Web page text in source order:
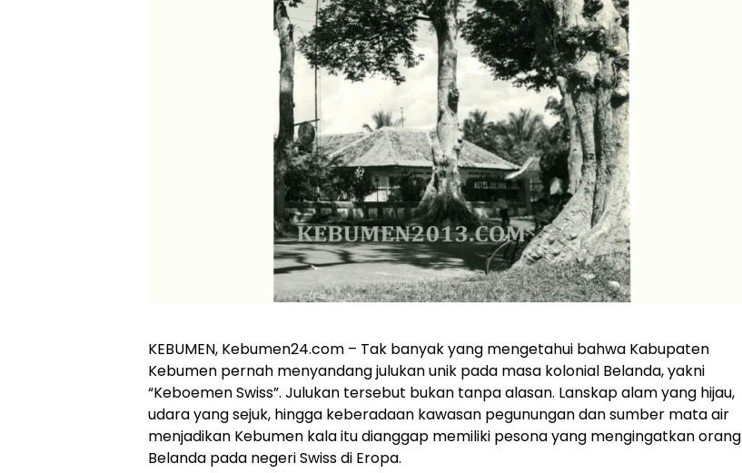
KEBUMEN, Kebumen24.com – Tak banyak yang mengetahui bahwa Kabupaten
Kebumen pernah menyandang julukan unik pada masa kolonial Belanda, yakni
“Keboemen Swiss”. Julukan tersebut bukan tanpa alasan. Lanskap alam yang hijau,
udara yang sejuk, hingga keberadaan kawasan pegunungan dan sumber mata air
menjadikan Kebumen kala itu dianggap memiliki pesona yang mengingatkan orang
Belanda pada negeri Swiss di Eropa.